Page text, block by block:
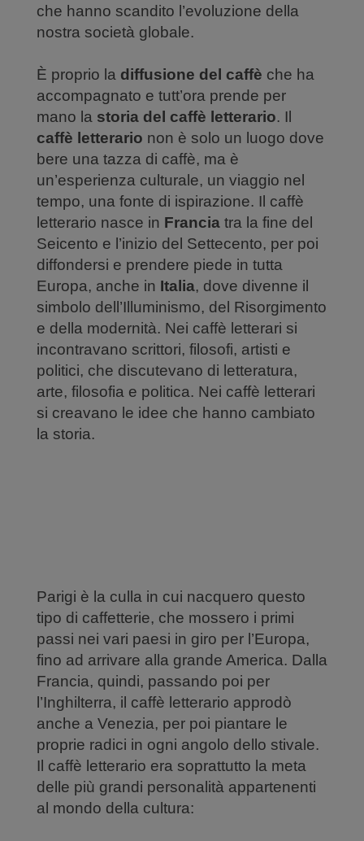
che hanno scandito l’evoluzione della
nostra società globale.
È proprio la diffusione del caffè che ha
accompagnato e tutt’ora prende per
mano la storia del caffè letterario. Il
caffè letterario non è solo un luogo dove
bere una tazza di caffè, ma è
un’esperienza culturale, un viaggio nel
tempo, una fonte di ispirazione. Il caffè
letterario nasce in Francia tra la fine del
Seicento e l’inizio del Settecento, per poi
diffondersi e prendere piede in tutta
Europa, anche in Italia, dove divenne il
simbolo dell’Illuminismo, del Risorgimento
e della modernità. Nei caffè letterari si
incontravano scrittori, filosofi, artisti e
politici, che discutevano di letteratura,
arte, filosofia e politica. Nei caffè letterari
si creavano le idee che hanno cambiato
la storia.
Parigi è la culla in cui nacquero questo
tipo di caffetterie, che mossero i primi
passi nei vari paesi in giro per l’Europa,
fino ad arrivare alla grande America. Dalla
Francia, quindi, passando poi per
l’Inghilterra, il caffè letterario approdò
anche a Venezia, per poi piantare le
proprie radici in ogni angolo dello stivale.
Il caffè letterario era soprattutto la meta
delle più grandi personalità appartenenti
al mondo della cultura: